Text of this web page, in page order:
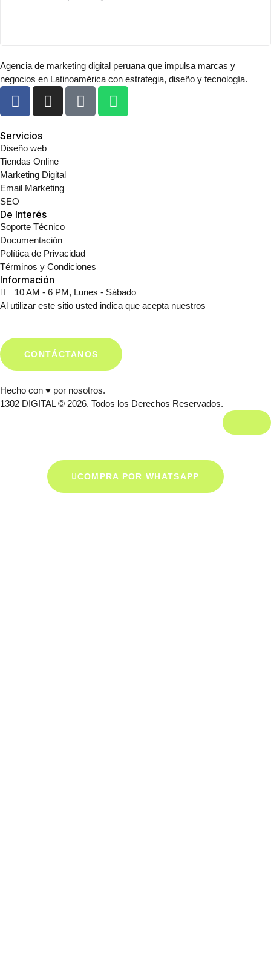
Agencia de marketing digital peruana que impulsa marcas y
negocios en Latinoamérica con estrategia, diseño y tecnología.
Servicios
Diseño web
Tiendas Online
Marketing Digital
Email Marketing
SEO
De Interés
Soporte Técnico
Documentación
Política de Privacidad
Términos y Condiciones
Información
10 AM - 6 PM, Lunes - Sábado
Al utilizar este sitio usted indica que acepta nuestros
CONTÁCTANOS
Hecho con ♥ por nosotros.
1302 DIGITAL © 2026. Todos los Derechos Reservados.
COMPRA POR WHATSAPP